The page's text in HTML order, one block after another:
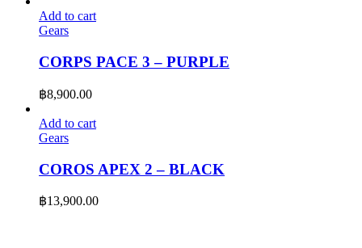
Add to cart
Gears
CORPS PACE 3 – PURPLE
฿8,900.00
Add to cart
Gears
COROS APEX 2 – BLACK
฿13,900.00